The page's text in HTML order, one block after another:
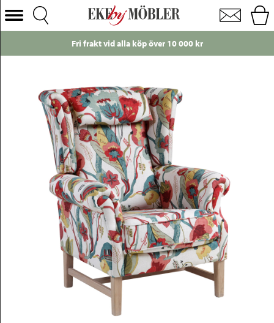
Wictor öronlappsfåtölj med fällbar rygg tyg
Välj Kategori
Förvaring
Inredning
Varumärken
Fri frakt vid alla köp över 10 000 kr